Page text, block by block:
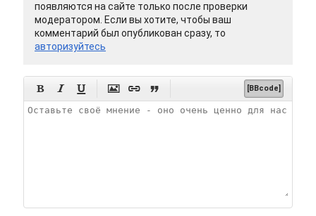
появляются на сайте только после проверки
модератором. Если вы хотите, чтобы ваш
комментарий был опубликован сразу, то
авторизуйтесь
      [BBcode]